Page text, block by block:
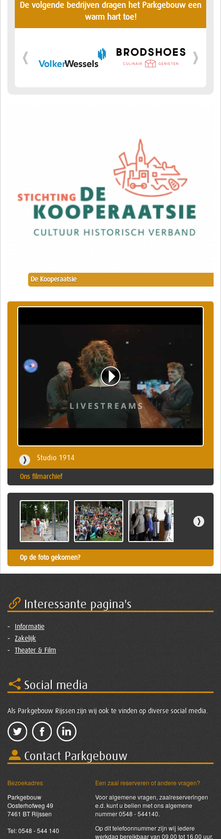
De volgende bedrijven dragen het Parkgebouw een
warm hart toe!
De Kooperaatsie
Studio 1914
Ons filmarchief
Op de foto gekomen?
Interessante pagina's
Informatie
Zakelijk
Theater & Film
Social media
Als Parkgebouw Rijssen zijn wij ook te vinden op diverse social media.
Contact Parkgebouw
Bezoekadres
Parkgebouw
Oosterhofweg 49
7461 BT Rijssen
Tel: 0548 - 544 140
Een zaal reserveren of andere vragen?
Voor algemene vragen, zaalreserveringen
e.d. kunt u bellen met ons algemene
nummer 0548 - 544140.
Op dit telefoonnummer zijn wij iedere
werkdag bereikbaar van 09.00 tot 16.00 uur.